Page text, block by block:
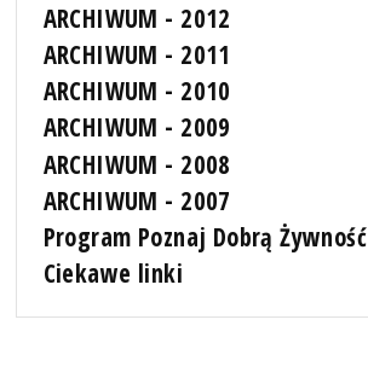
ARCHIWUM - 2012
ARCHIWUM - 2011
ARCHIWUM - 2010
ARCHIWUM - 2009
ARCHIWUM - 2008
ARCHIWUM - 2007
Program Poznaj Dobrą Żywność
Ciekawe linki